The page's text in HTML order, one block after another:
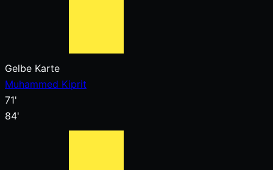
Gelbe Karte
Muhammed Kiprit
71'
84'